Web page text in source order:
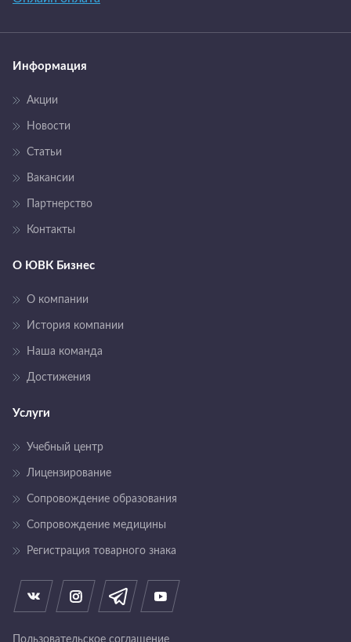
Информация
Акции
Новости
Статьи
Вакансии
Партнерство
Контакты
О ЮВК Бизнес
О компании
История компании
Наша команда
Достижения
Услуги
Учебный центр
Лицензирование
Сопровождение образования
Сопровождение медицины
Регистрация товарного знака